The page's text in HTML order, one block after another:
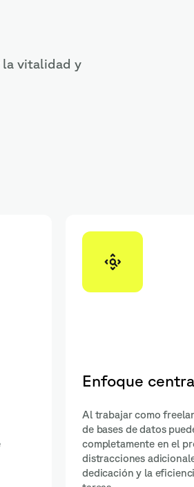
la vitalidad y
Disponibilidad
Los administradores de bases de
freelance están disponibles para
trabajar de manera rápida y eficiente,
puede ser beneficioso para proyectos
plazos ajustados o situaciones de